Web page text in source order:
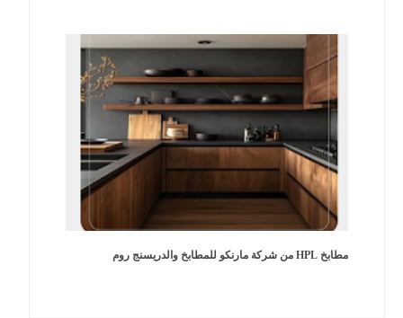
مطابخ HPL من شركة مارنكو للمطابخ والدريسنج روم